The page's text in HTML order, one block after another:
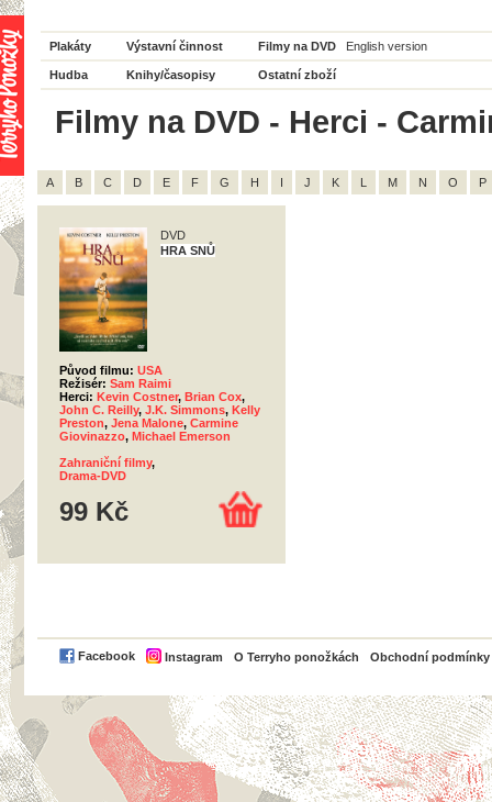
Plakáty Výstavní činnost Filmy na DVD English version
Hudba Knihy/časopisy Ostatní zboží
Filmy na DVD - Herci -
A B C D E F G H I J K L M N O P
DVD
HRA SNŮ
Původ filmu: USA
Režisér: Sam Raimi
Herci: Kevin Costner, Brian Cox,
John C. Reilly, J.K. Simmons, Kelly
Preston, Jena Malone, Carmine
Giovinazzo, Michael Emerson
Zahraniční filmy,
Drama-DVD
99 Kč
Facebook Instagram O Terryho ponožkách Obchodní podmínky
PayPal